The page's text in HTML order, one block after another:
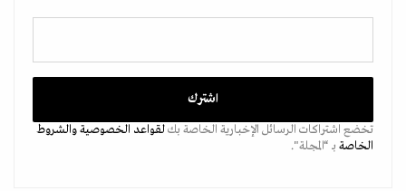
تخضع اشتراكات الرسائل الإخبارية الخاصة بكلقواعد الخصوصيةوالشروط
الخاصة بـ “المجلة".